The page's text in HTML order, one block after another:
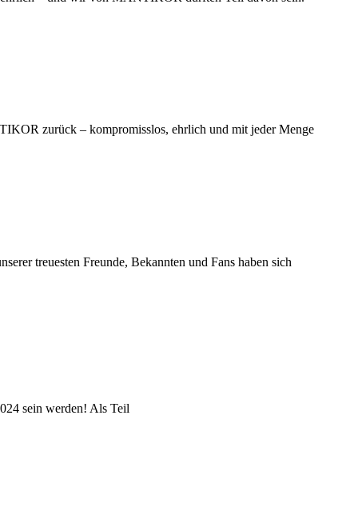
zurück – kompromisslos, ehrlich und mit jeder Menge
treuesten Freunde, Bekannten und Fans haben sich
sein werden! Als Teil